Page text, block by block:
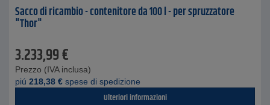
Sacco di ricambio - contenitore da 100 l - per spruzzatore
"Thor"
3.233,99€
Prezzo (IVA inclusa)
piú 218,38 € spese di spedizione
Ulteriori informazioni